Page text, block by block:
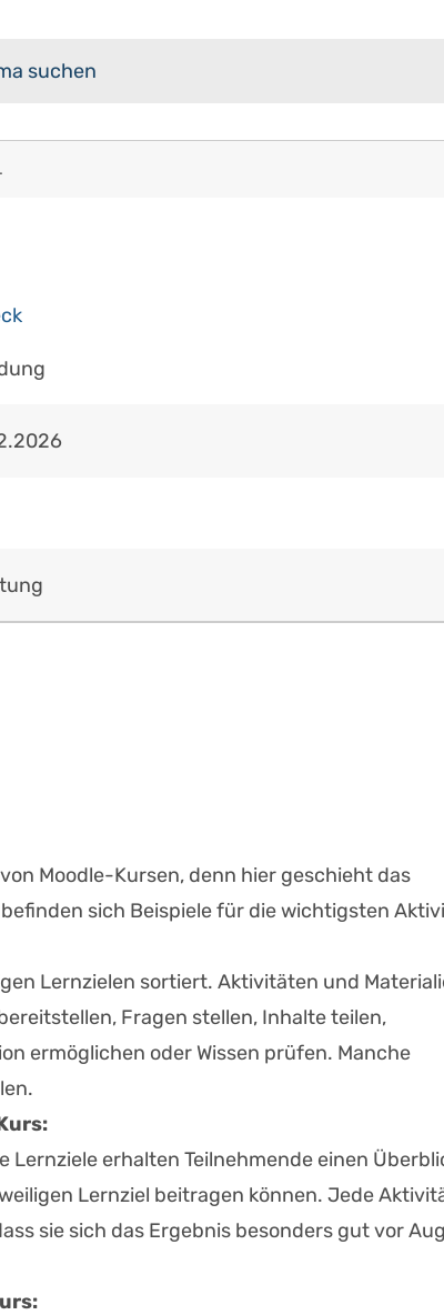
Zweck
Moodle-Kursen, denn hier geschieht das
sich Beispiele für die wichtigsten
Lernzielen sortiert. Aktivitäten und
Fragen stellen, Inhalte teilen,
ermöglichen oder Wissen prüfen. Manche
erhalten Teilnehmende einen
Lernziel beitragen können. Jede
sie sich das Ergebnis besonders gut vor